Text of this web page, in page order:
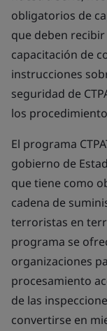
obligatorios de
que deben
capacitación de
instrucciones
seguridad de
los
El programa
gobierno de
que tiene como
cadena de
terroristas en
programa se
organizaciones
procesamiento
de las
convertirse en